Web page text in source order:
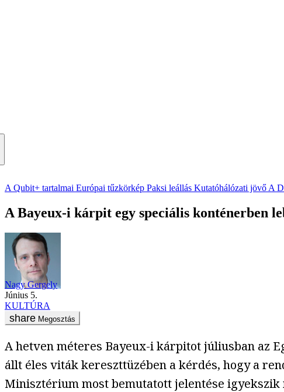
A Qubit+ tartalmai Európai tűzkörkép Paksi leállás Kutatóhálózati jövő A
A Bayeux-i kárpit egy speciális konténerben
Nagy Gergely
június 5.
KULTÚRA
Megosztás
A hetven méteres Bayeux-i kárpitot júliusban az
állt éles viták kereszttüzében a kérdés, hogy a
Minisztérium most bemutatott jelentése